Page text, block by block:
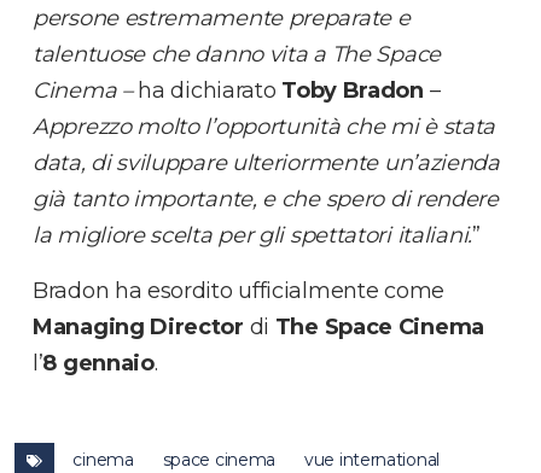
persone estremamente preparate e
talentuose che danno vita a The Space
Cinema – ha dichiarato Toby Bradon –
Apprezzo molto l’opportunità che mi è stata
data, di sviluppare ulteriormente un’azienda
già tanto importante, e che spero di rendere
la migliore scelta per gli spettatori italiani.”
Bradon ha esordito ufficialmente come
Managing Director di The Space Cinema
l’8 gennaio.
cinema space cinema vue international